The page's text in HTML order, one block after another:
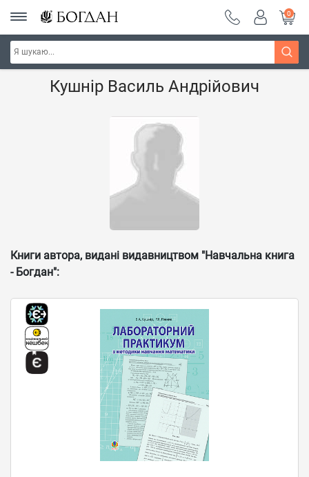
0
Головна Наші автори - Навчальна книга - "Богдан"
Кушнір Василь Андрійович
Книги автора, видані видавництвом "Навчальна книга
- Богдан":